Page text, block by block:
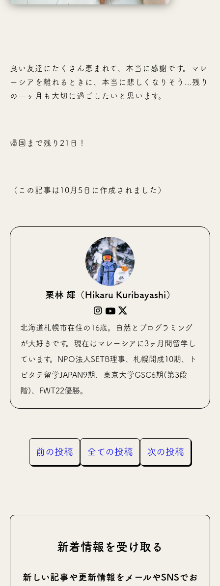
良い友達にたくさん恵まれて、本当に感謝です。マレ
ーシアを離れるときに、本当に悲しくなりそう...残り
の一ヶ月も大切に過ごしたいと思います。
帰国まで残り21日！
（この記事は10月5日に作成されました）
栗林 輝（Hikaru Kuribayashi）
北海道札幌市在住の16歳。自然とプログラミング
が大好きです。現在はマレーシアに3ヶ月間留学し
ています。NPO法人SETB理事、札幌開成10期、ト
ビタテ留学JAPAN9期、東京大学GSC6期(第3段
階)、FWT22優勝。
前の投稿 全ての投稿 次の投稿
新着情報を受け取る
新しい記事や更新情報をメールやSNSでお